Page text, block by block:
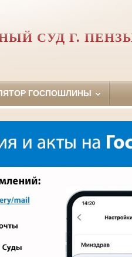
СУД Г.
ГОСПОШЛИНЫ